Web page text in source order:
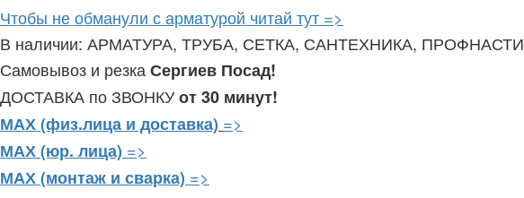
Чтобы не обманули с арматурой читай тут =>
В наличии: АРМАТУРА, ТРУБА, СЕТКА, САНТЕХНИКА,
Самовывоз и резка Сергиев Посад!
ДОСТАВКА по ЗВОНКУот 30 минут!
МАХ (физ.лица и доставка) =>
МАХ (юр. лица) =>
МАХ (монтаж и сварка) =>